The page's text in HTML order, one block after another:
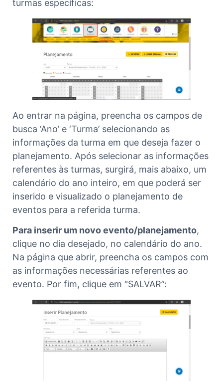
turmas específicas:
Ao entrar na página, preencha os campos de
busca ‘Ano’ e ‘Turma’ selecionando as
informações da turma em que deseja fazer o
planejamento. Após selecionar as informações
referentes às turmas, surgirá, mais abaixo, um
calendário do ano inteiro, em que poderá ser
inserido e visualizado o planejamento de
eventos para a referida turma.
Para inserir um novo evento/planejamento,
clique no dia desejado, no calendário do ano.
Na página que abrir, preencha os campos com
as informações necessárias referentes ao
evento. Por fim, clique em “SALVAR”: